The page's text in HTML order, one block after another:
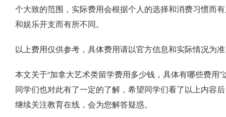
个大致的范围，实际费用会根据个人的选择和消费习惯而
和娱乐开支而有所不同。
以上费用仅供参考，具体费用请以官方信息和实际情况为
本文关于“加拿大艺术类留学费用多少钱，具体有哪些费
同学们也对此有了一定的了解，希望同学们看了以上内容
继续关注教育在线，会为您解答疑惑。